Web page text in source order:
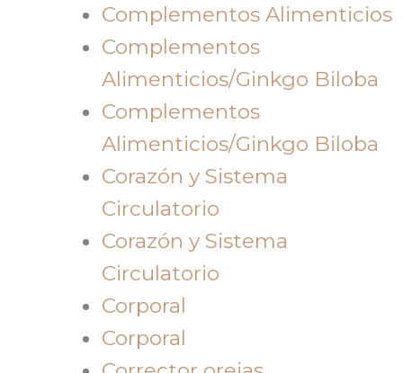
Complementos Alimenticios
Complementos
Alimenticios/Ginkgo Biloba
Complementos
Alimenticios/Ginkgo Biloba
Corazón y Sistema
Circulatorio
Corazón y Sistema
Circulatorio
Corporal
Corporal